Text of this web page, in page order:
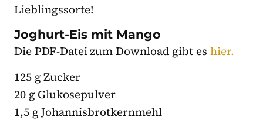
Lieblingssorte!
Joghurt-Eis mit Mango
Die PDF-Datei zum Download gibt es hier.
125 g Zucker
20 g Glukosepulver
1,5 g Johannisbrotkernmehl